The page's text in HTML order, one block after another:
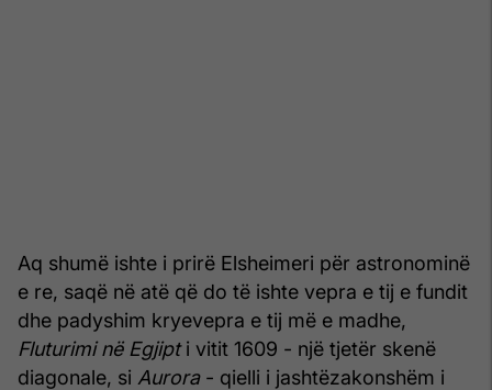
Aq shumë ishte i prirë Elsheimeri për astronominë
e re, saqë në atë që do të ishte vepra e tij e fundit
dhe padyshim kryevepra e tij më e madhe,
Fluturimi në Egjipti vitit 1609 - një tjetër skenë
diagonale, si Aurora- qielli i jashtëzakonshëm i